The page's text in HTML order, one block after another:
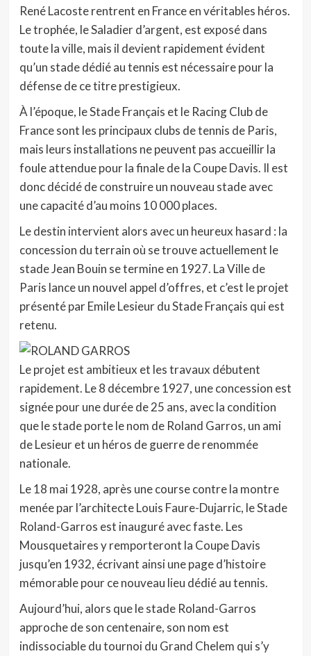
René Lacoste rentrent en France en véritables héros.
Le trophée, le Saladier d’argent, est exposé dans
toute la ville, mais il devient rapidement évident
qu’un stade dédié au tennis est nécessaire pour la
défense de ce titre prestigieux.
À l’époque, le Stade Français et le Racing Club de
France sont les principaux clubs de tennis de Paris,
mais leurs installations ne peuvent pas accueillir la
foule attendue pour la finale de la Coupe Davis. Il est
donc décidé de construire un nouveau stade avec
une capacité d’au moins 10 000 places.
Le destin intervient alors avec un heureux hasard : la
concession du terrain où se trouve actuellement le
stade Jean Bouin se termine en 1927. La Ville de
Paris lance un nouvel appel d’offres, et c’est le projet
présenté par Emile Lesieur du Stade Français qui est
retenu.
Le projet est ambitieux et les travaux débutent
rapidement. Le 8 décembre 1927, une concession est
signée pour une durée de 25 ans, avec la condition
que le stade porte le nom de Roland Garros, un ami
de Lesieur et un héros de guerre de renommée
nationale.
Le 18 mai 1928, après une course contre la montre
menée par l’architecte Louis Faure-Dujarric, le Stade
Roland-Garros est inauguré avec faste. Les
Mousquetaires y remporteront la Coupe Davis
jusqu’en 1932, écrivant ainsi une page d’histoire
mémorable pour ce nouveau lieu dédié au tennis.
Aujourd’hui, alors que le stade Roland-Garros
approche de son centenaire, son nom est
indissociable du tournoi du Grand Chelem qui s’y